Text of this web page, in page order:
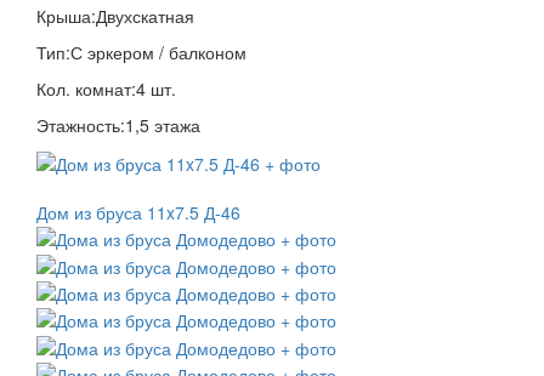
Крыша:Двухскатная
Тип:С эркером / балконом
Кол. комнат:4 шт.
Этажность:1,5 этажа
Дом из бруса 11x7.5 Д-46